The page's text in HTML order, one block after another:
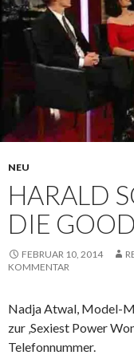
NEU
HARALD
DIE
FEBRUAR 10, 2014
KOMMENTAR
Nadja Atwal, Model-
zur ‚Sexiest Power
Telefonnummer.